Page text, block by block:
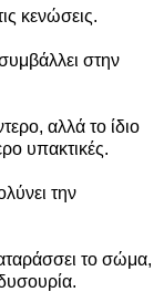
κενώσεις.
στην
αλλά το ίδιο
υπακτικές.
την
το σώμα,